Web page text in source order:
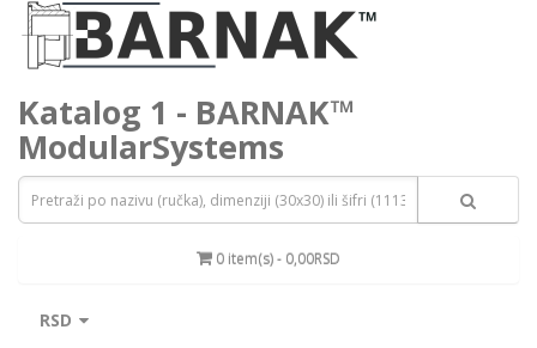
Katalog 1 - BARNAK™
ModularSystems
0 item(s) - 0,00RSD
RSD